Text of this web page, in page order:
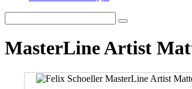
MasterLine Artist